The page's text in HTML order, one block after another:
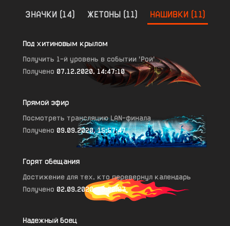
ЗНАЧКИ(14) ЖЕТОНЫ(11) НАШИВКИ(11)
Под хитиновым крылом
Получить 1-й уровень в событии 'Рой'
Получено 07.12.2020, 14:47:10
Прямой эфир
Посмотреть трансляцию LAN-финала
Получено 09.09.2020, 15:57:47
Горят обещания
Достижение для тех, кто перевернул календарь
Получено 02.09.2020, 19:22:27
Надежный боец